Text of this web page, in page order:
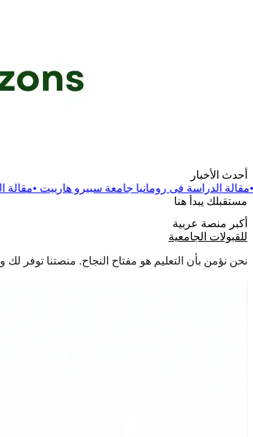
أحدث الأخبار
رومانيا جامعة سبيرو هارييت •مقالة الدراسة فى
مستقبلك يبدأ هنا
أكبر منصة عربية
للقبولات الجامعية
نحن نؤمن بأن التعليم هو مفتاح النجاح. منصتنا توفر